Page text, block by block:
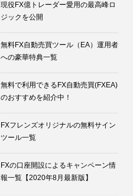
現役FX億トレーダー愛用の最高峰ロ
ジックを公開
無料FX自動売買ツール（EA）運用者
への豪華特典一覧
無料で利用できるFX自動売買(FXEA)
のおすすめを紹介中！
FXフレンズオリジナルの無料サイン
ツール一覧
FXの口座開設によるキャンペーン情
報一覧【2020年8月最新版】